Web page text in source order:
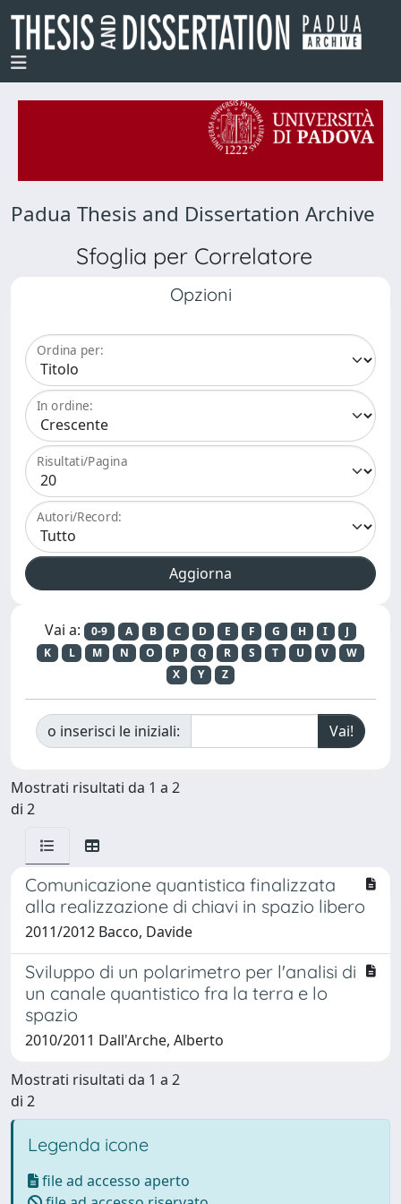
Padua Thesis and Dissertation Archive
Sfoglia per Correlatore
Opzioni
Ordina per:
In ordine:
Risultati/Pagina
Autori/Record:
Vai a: 0-9 A B C D E F G H I
J
K
L M N O P Q R S T U V
W
X
Y Z
o inserisci le iniziali:
Mostrati risultati da 1 a 2
di 2
Comunicazione quantistica finalizzata
alla realizzazione di chiavi in spazio libero
2011/2012 Bacco, Davide
Sviluppo di un polarimetro per l'analisi di
un canale quantistico fra la terra e lo
spazio
2010/2011 Dall'Arche, Alberto
Mostrati risultati da 1 a 2
di 2
Legenda icone
file ad accesso aperto